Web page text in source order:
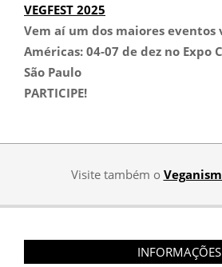
VEGFEST 2025
Vem aí um dos maiores eventos
Américas: 04-07 de dez no Expo
São Paulo
PARTICIPE!
Visite também o
INFORMAÇÕES